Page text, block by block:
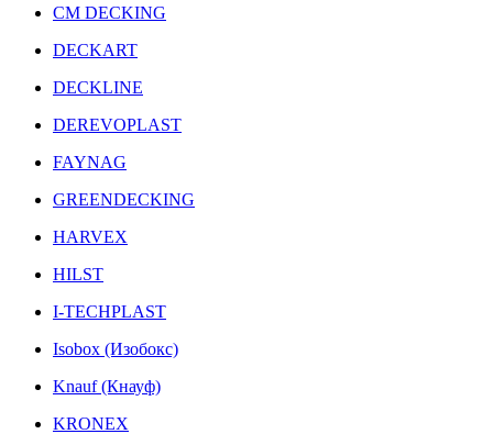
CM DECKING
DECKART
DECKLINE
DEREVOPLAST
FAYNAG
GREENDECKING
HARVEX
HILST
I-TECHPLAST
Isobox (Изобокс)
Knauf (Кнауф)
KRONEX